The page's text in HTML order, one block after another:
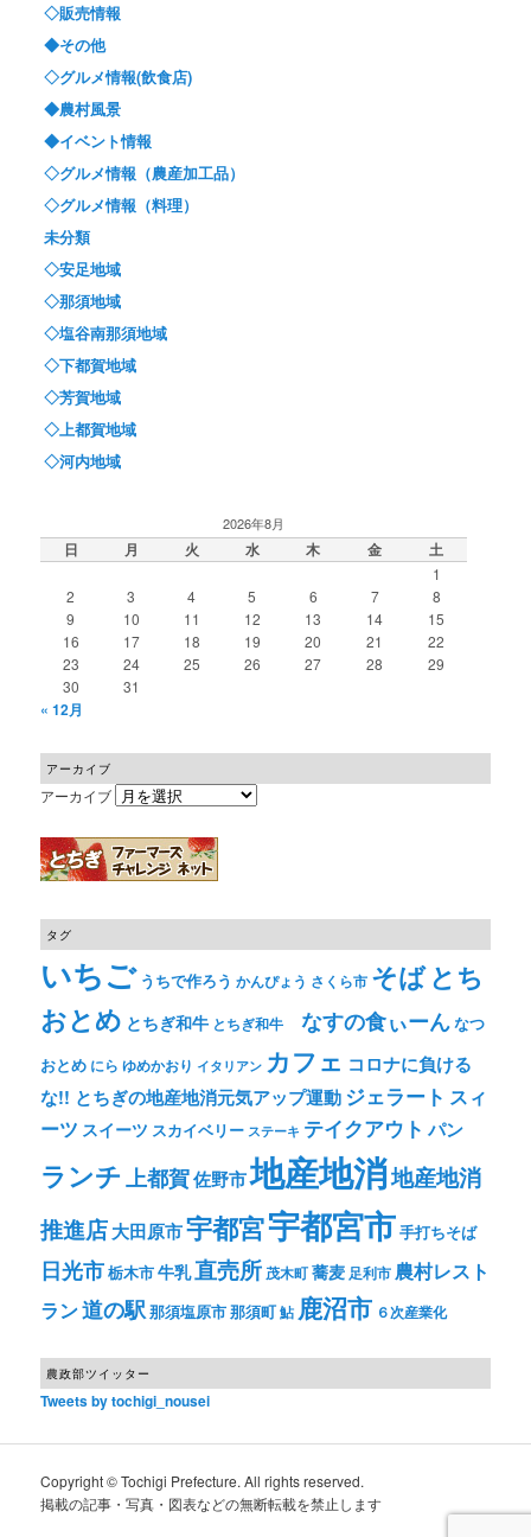
◇販売情報
◆その他
◇グルメ情報(飲食店)
◆農村風景
◆イベント情報
◇グルメ情報（農産加工品）
◇グルメ情報（料理）
未分類
◇安足地域
◇那須地域
◇塩谷南那須地域
◇下都賀地域
◇芳賀地域
◇上都賀地域
◇河内地域
2026年8月
日 月 火 水 木 金 土
1
2
3 4 5 6 7
8
9
10 11 12 13 14
15
16
17 18 19 20 21
22
23
24 25 26 27 28
29
30
31
« 12月
アーカイブ
アーカイブ
タグ
いちご うちで作ろう かんぴょう さくら市 そばとち
おとめ とちぎ和牛 とちぎ和牛 なすの食ぃーんなつ
おとめ にら ゆめかおり イタリアン カフェ コロナに負ける
な!! とちぎの地産地消元気アップ運動ジェラート スィ
ーツ スイーツ スカイベリー ステーキ テイクアウト パン
ランチ上都賀佐野市地産地消地産地消
推進店大田原市宇都宮宇都宮市手打ちそば
日光市栃木市牛乳直売所 茂木町蕎麦 足利市 農村レスト
ラン道の駅那須塩原市那須町鮎 鹿沼市 ６次産業化
農政部ツイッター
Tweets by tochigi_nousei
Copyright © Tochigi Prefecture. All rights reserved.
掲載の記事・写真・図表などの無断転載を禁止します